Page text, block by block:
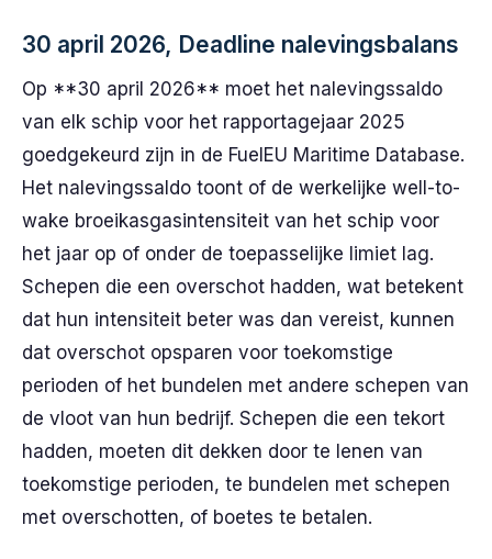
30 april 2026, Deadline nalevingsbalans
Op **30 april 2026** moet het nalevingssaldo
van elk schip voor het rapportagejaar 2025
goedgekeurd zijn in de FuelEU Maritime Database.
Het nalevingssaldo toont of de werkelijke well-to-
wake broeikasgasintensiteit van het schip voor
het jaar op of onder de toepasselijke limiet lag.
Schepen die een overschot hadden, wat betekent
dat hun intensiteit beter was dan vereist, kunnen
dat overschot opsparen voor toekomstige
perioden of het bundelen met andere schepen van
de vloot van hun bedrijf. Schepen die een tekort
hadden, moeten dit dekken door te lenen van
toekomstige perioden, te bundelen met schepen
met overschotten, of boetes te betalen.